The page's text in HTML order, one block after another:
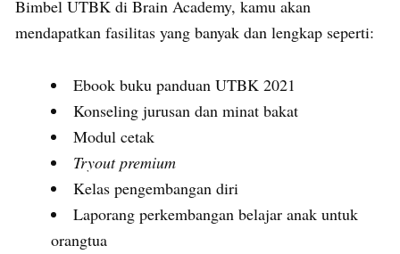
Bimbel UTBK di Brain Academy, kamu akan
mendapatkan fasilitas yang banyak dan lengkap seperti:
Ebook buku panduan UTBK 2021
Konseling jurusan dan minat bakat
Modul cetak
Tryout premium
Kelas pengembangan diri
Laporang perkembangan belajar anak untuk
orangtua